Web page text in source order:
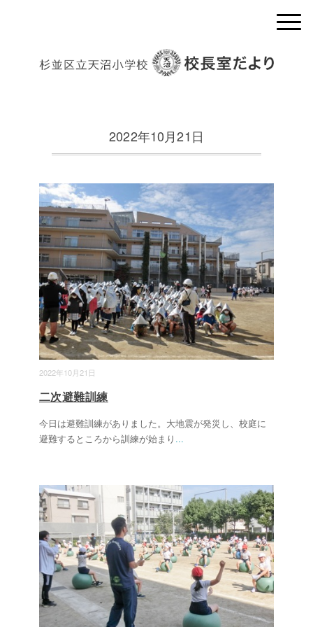
2022年10月21日
2022年10月21日
二次避難訓練
今日は避難訓練がありました。大地震が発災し、校庭に
避難するところから訓練が始まり ...